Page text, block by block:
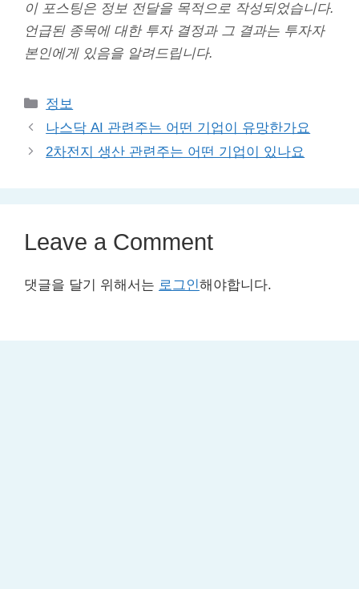
이 포스팅은 정보 전달을 목적으로 작성되었습니다.
언급된 종목에 대한 투자 결정과 그 결과는 투자자
본인에게 있음을 알려드립니다.
Categories
정보
나스닥 AI 관련주는 어떤 기업이 유망한가요
2차전지 생산 관련주는 어떤 기업이 있나요
Leave a Comment
댓글을 달기 위해서는 로그인해야합니다.